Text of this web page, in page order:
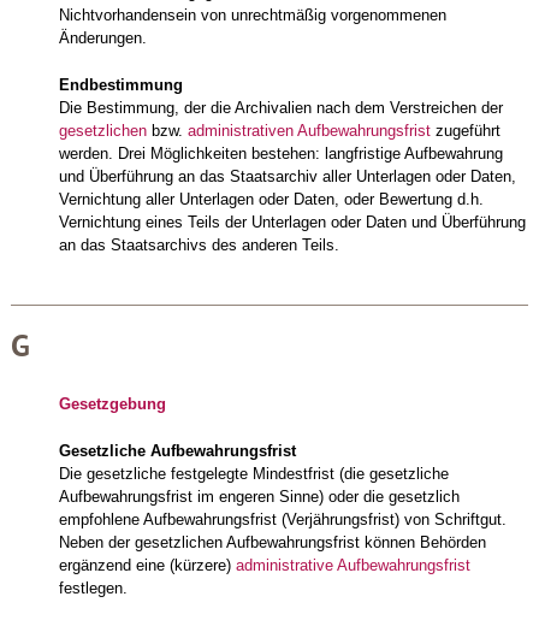
Nichtvorhandensein von unrechtmäßig vorgenommenen
Änderungen.
Endbestimmung
Die Bestimmung, der die Archivalien nach dem Verstreichen der
gesetzlichenbzw. administrativen Aufbewahrungsfristzugeführt
werden. Drei Möglichkeiten bestehen: langfristige Aufbewahrung
und Überführung an das Staatsarchiv aller Unterlagen oder Daten,
Vernichtung aller Unterlagen oder Daten, oder Bewertung d.h.
Vernichtung eines Teils der Unterlagen oder Daten und Überführung
an das Staatsarchivs des anderen Teils.
G
Gesetzgebung
Gesetzliche Aufbewahrungsfrist
Die gesetzliche festgelegte Mindestfrist (die gesetzliche
Aufbewahrungsfrist im engeren Sinne) oder die gesetzlich
empfohlene Aufbewahrungsfrist (Verjährungsfrist) von Schriftgut.
Neben der gesetzlichen Aufbewahrungsfrist können Behörden
ergänzend eine (kürzere) administrative Aufbewahrungsfrist
festlegen.